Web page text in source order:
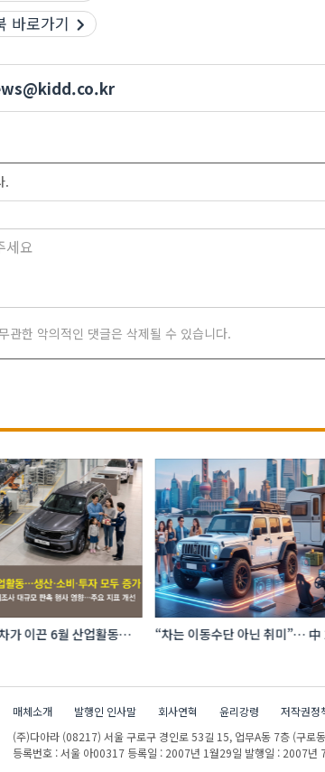
바로가기
.
관한 악의적인 댓글은 삭제될 수 있습니다.
가 이끈 6월 산업활동…
“차는 이동수단 아닌 취미”… 中
매체소개 발행인 인사말 회사연혁 윤리강령 저작권정
(주)다아라 (08217) 서울 구로구 경인로 53길 15,업무A동 7층 (구로
등록번호 : 서울 아00317 등록일 : 2007년 1월29일 발행일 : 2007년